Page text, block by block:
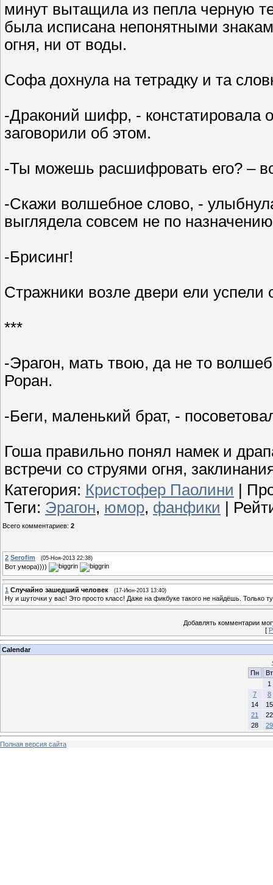
минут вытащила из пепла черную
была исписана непонятными
огня, ни от воды.
Софа дохнула на тетрадку и та
-Драконий шифр, - констатировала
заговорили об этом.
-Ты можешь расшифровать его? –
-Скажи волшебное слово, -
выглядела совсем не по
-Брисинг!
Стражники возле двери ели успели
***
-Эрагон, мать твою, да не то
Роран.
-Беги, маленький брат, -
Гоша правильно понял намек и
встречи со струями огня,
Категория: Кристофер Паолини
Теги: Эрагон, юмор, фанфики
Всего комментариев: 2
2 Serofim (05-Ноя-2013 22:38)
Вот умора))))
1 Случайно зашедший человек (17-Июн-2013 13:40)
Ну и шуточки у вас! Это просто класс! Даже на фикбуке такого не найдёшь. Только
Добавлять комментарии
[
Calendar
Пн
Вт
1
7
8
14
15
21
22
28
29
Полная версия сайта